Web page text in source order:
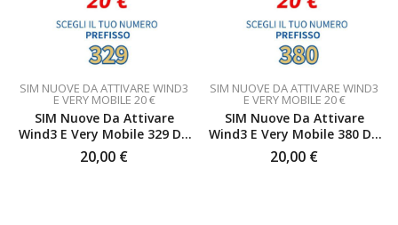
SIM NUOVE DA ATTIVARE WIND3
E VERY MOBILE 20 €
SIM Nuove Da Attivare
Wind3 E Very Mobile 329 Da
20 €
20,00 €
SIM NUOVE DA ATTIVARE WIND3
E VERY MOBILE 20 €
SIM Nuove Da Attivare
Wind3 E Very Mobile 380 Da
20 €
20,00 €